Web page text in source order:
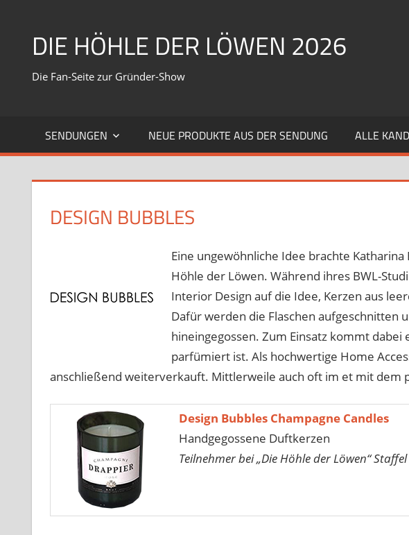
springenDIE HÖHLE DER LÖWEN 2026
Die Fan-Seite zur Gründer-Show
SENDUNGEN NEUE PRODUKTE AUS DER SENDUNG ALLE
DESIGN BUBBLES
Eine ungewöhnliche Idee brachte Katharina
Höhle der Löwen. Während ihres BWL-
Interior Design auf die Idee, Kerzen aus
Dafür werden die Flaschen aufgeschnitten
hineingegossen. Zum Einsatz kommt dabei
parfümiert ist. Als hochwertige Home
anschließend weiterverkauft. Mittlerweile auch oft im et mit dem
Design Bubbles Champagne Candles
Handgegossene Duftkerzen
Teilnehmer bei „Die Höhle der Löwen“